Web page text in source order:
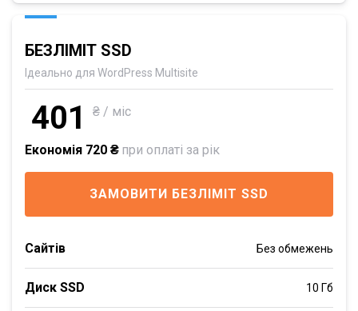
БЕЗЛІМІТ SSD
Ідеально для WordPress Multisite
401 ₴ / міс
Економія 720 ₴ при оплаті за рік
ЗАМОВИТИ БЕЗЛІМІТ SSD
Сайтів Без обмежень
Диск SSD 10 Гб